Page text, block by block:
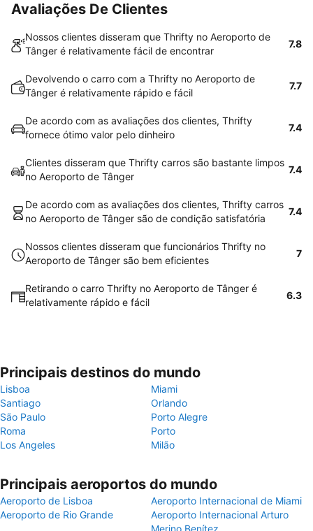
Avaliações De Clientes
Nossos clientes disseram que Thrifty no Aeroporto de
Tânger é relativamente fácil de encontrar
7.8
Devolvendo o carro com a Thrifty no Aeroporto de
Tânger é relativamente rápido e fácil
7.7
De acordo com as avaliações dos clientes, Thrifty
fornece ótimo valor pelo dinheiro
7.4
Clientes disseram que Thrifty carros são bastante limpos
no Aeroporto de Tânger
7.4
De acordo com as avaliações dos clientes, Thrifty carros
no Aeroporto de Tânger são de condição satisfatória
7.4
Nossos clientes disseram que funcionários Thrifty no
Aeroporto de Tânger são bem eficientes
7
Retirando o carro Thrifty no Aeroporto de Tânger é
relativamente rápido e fácil
6.3
Principais destinos do mundo
Lisboa
Miami
Santiago
Orlando
São Paulo
Porto Alegre
Roma
Porto
Los Angeles
Milão
Principais aeroportos do mundo
Aeroporto de Lisboa
Aeroporto Internacional de Miami
Aeroporto de Rio Grande
Aeroporto Internacional Arturo
Merino Benítez